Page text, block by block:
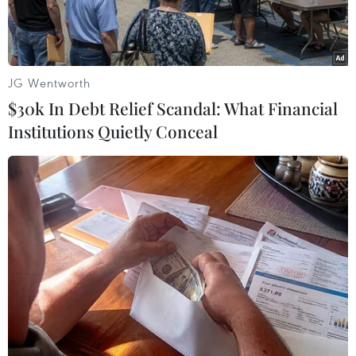
Tổng thống Nga Vladimir Putin tại một sự kiện ở Moskva ngày
9/12. (Nguồn: AP/TTXVN)
Theo Sputnik, Tổng thống Nga Vladimir Putin
ngày 13/12 cho biết Trung Quốc là một đối tác
chính của Nga với cấp độ tin tưởng chính trị cao
JG Wentworth
$30k In Debt Relief Scandal: What Financial
Institutions Quietly Conceal